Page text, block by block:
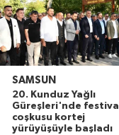
SAMSUN
20. Kunduz Yağlı
Güreşleri'nde festival
coşkusu kortej
yürüyüşüyle başladı